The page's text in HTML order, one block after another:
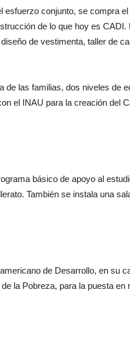
conjunto, se compra
de lo que hoy es CADI.
de vestimenta, taller de
de las familias, dos niveles de
el INAU para la creación del
básico de apoyo al
También se instala una
de Desarrollo, en su
la Pobreza, para la puesta en